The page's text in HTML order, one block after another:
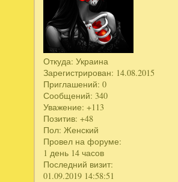
Откуда: Украина
Зарегистрирован: 14.08.2015
Приглашений: 0
Сообщений: 340
Уважение: +113
Позитив: +48
Пол: Женский
Провел на форуме:
1 день 14 часов
Последний визит:
01.09.2019 14:58:51